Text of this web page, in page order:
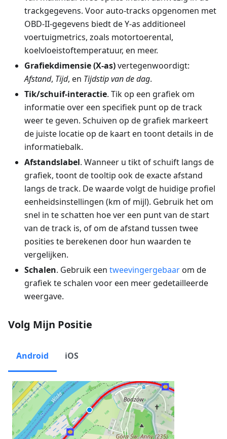
trackgegevens. Voor auto-tracks opgenomen met
OBD-II-gegevens biedt de Y-as additioneel
voertuigmetrics, zoals motortoerental,
koelvloeistoftemperatuur, en meer.
Grafiekdimensie (X-as)vertegenwoordigt:
Afstand, Tijd, en Tijdstip van de dag.
Tik/schuif-interactie. Tik op een grafiek om
informatie over een specifiek punt op de track
weer te geven. Schuiven op de grafiek markeert
de juiste locatie op de kaart en toont details in de
informatiebalk.
Afstandslabel. Wanneer u tikt of schuift langs de
grafiek, toont de tooltip ook de exacte afstand
langs de track. De waarde volgt de huidige profiel
eenheidsinstellingen (km of mijl). Gebruik het om
snel in te schatten hoe ver een punt van de start
van de track is, of om de afstand tussen twee
posities te berekenen door hun waarden te
vergelijken.
Schalen. Gebruik een tweevingergebaarom de
grafiek te schalen voor een meer gedetailleerde
weergave.
Volg Mijn Positie
Android iOS